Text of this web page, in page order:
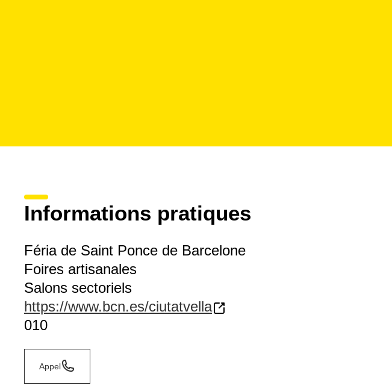
Informations pratiques
Féria de Saint Ponce de Barcelone
Foires artisanales
Salons sectoriels
https://www.bcn.es/ciutatvella
010
Appel